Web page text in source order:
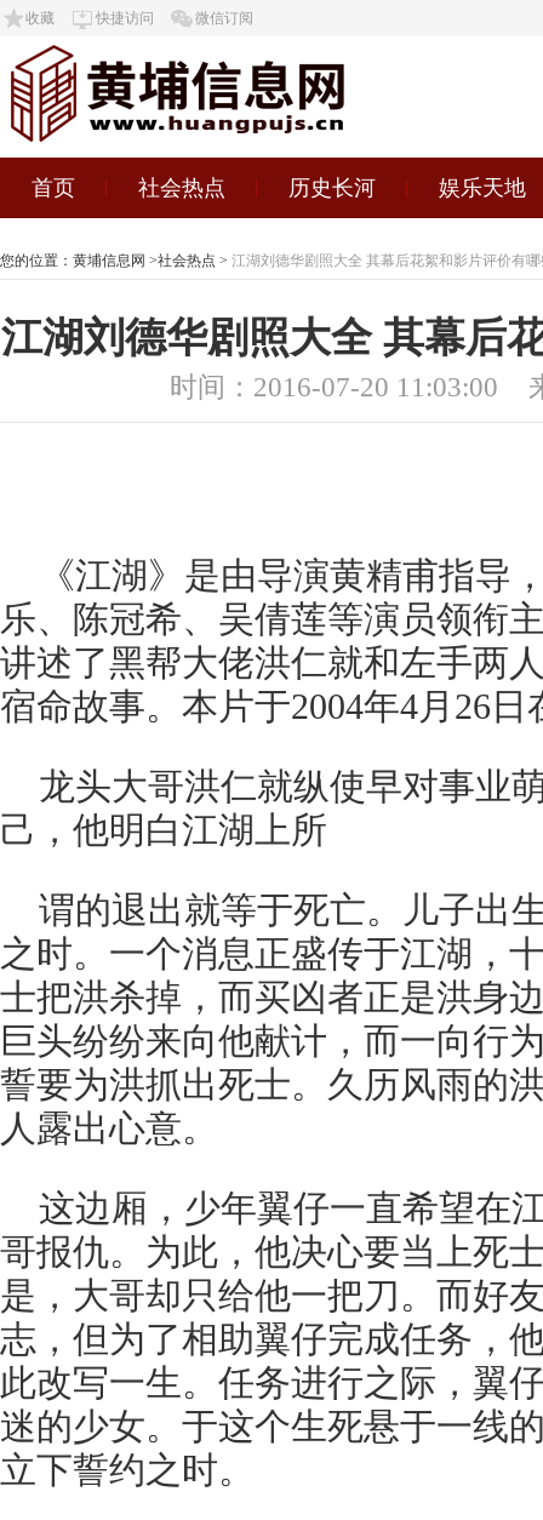
收藏 快捷访问 微信订阅
首页 社会热点 历史长河 娱乐天地
您的位置： 黄埔信息网 >社会热点 > 江湖刘德华剧照大全 其幕后花絮和影片评价有
江湖刘德华剧照大全 其幕后
时间：2016-07-20 11:03:00
《江湖》是由导演黄精甫指导
乐、陈冠希、吴倩莲等演员领衔
讲述了黑帮大佬洪仁就和左手两
宿命故事。本片于2004年4月26
龙头大哥洪仁就纵使早对事业
己，他明白江湖上所
谓的退出就等于死亡。儿子出
之时。一个消息正盛传于江湖，
士把洪杀掉，而买凶者正是洪身
巨头纷纷来向他献计，而一向行
誓要为洪抓出死士。久历风雨的
人露出心意。
这边厢，少年翼仔一直希望在
哥报仇。为此，他决心要当上死
是，大哥却只给他一把刀。而好
志，但为了相助翼仔完成任务，
此改写一生。任务进行之际，翼
迷的少女。于这个生死悬于一线
立下誓约之时。